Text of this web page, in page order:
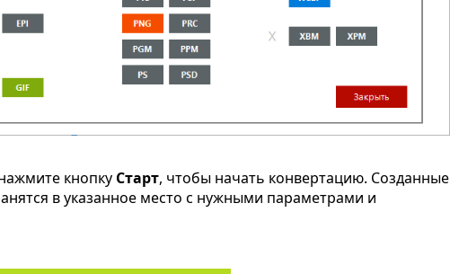
кнопку Старт, чтобы начать конвертацию. Созданные
в указанное место с нужными параметрами и